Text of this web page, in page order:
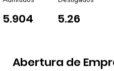
5.904 5.26
Abertura de